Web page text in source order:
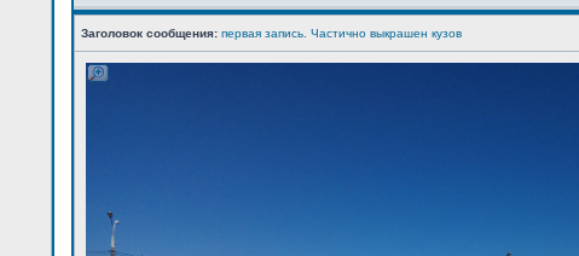
Заголовок сообщения: первая запись. Частично выкрашен кузов